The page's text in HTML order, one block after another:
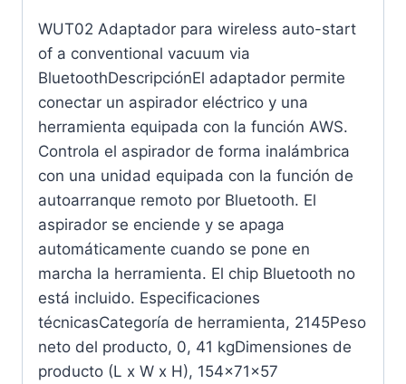
WUT02 Adaptador para wireless auto-start
of a conventional vacuum via
BluetoothDescripciónEl adaptador permite
conectar un aspirador eléctrico y una
herramienta equipada con la función AWS.
Controla el aspirador de forma inalámbrica
con una unidad equipada con la función de
autoarranque remoto por Bluetooth. El
aspirador se enciende y se apaga
automáticamente cuando se pone en
marcha la herramienta. El chip Bluetooth no
está incluido. Especificaciones
técnicasCategoría de herramienta, 2145Peso
neto del producto, 0, 41 kgDimensiones de
producto (L x W x H), 154x71x57